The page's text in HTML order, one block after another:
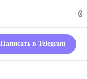
Написать в Telegram